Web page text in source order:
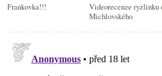
Frankovka!!!
Videorecenze ryzlinku
Michlovského